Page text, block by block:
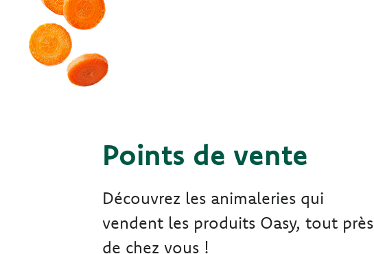
Points de vente
Découvrez les animaleries qui
vendent les produits Oasy, tout près
de chez vous !